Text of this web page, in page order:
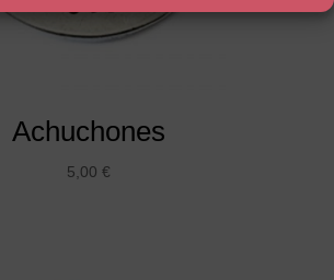
Achuchones
5,00 €